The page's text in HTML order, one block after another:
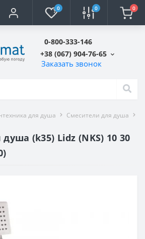
0 0 0
0-800-333-146
+38 (067) 904-76-65
Заказать звонок
для душа Смесители для душа
(k35) Lidz (NKS) 10 30